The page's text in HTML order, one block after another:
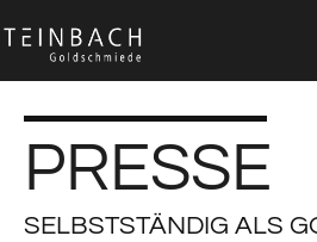
PRESSE
SELBSTSTÄNDIG ALS